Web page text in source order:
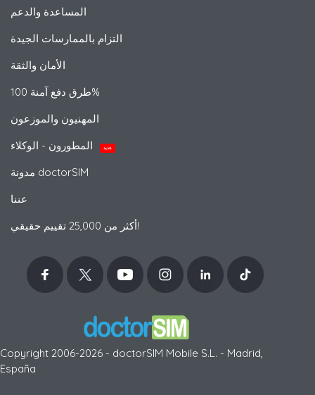
المساعدة والدعم
التزام بالممارسات الجيدة
الأمان والثقة
طرق دفع آمنة 100%
المهنيون والموزعون
جديد
مدونة doctorSIM
عننا
أكثر من 25,000 تقييم حقيقي!
Copyright 2006-2026 - doctorSIM Mobile S.L. - Madrid,
España